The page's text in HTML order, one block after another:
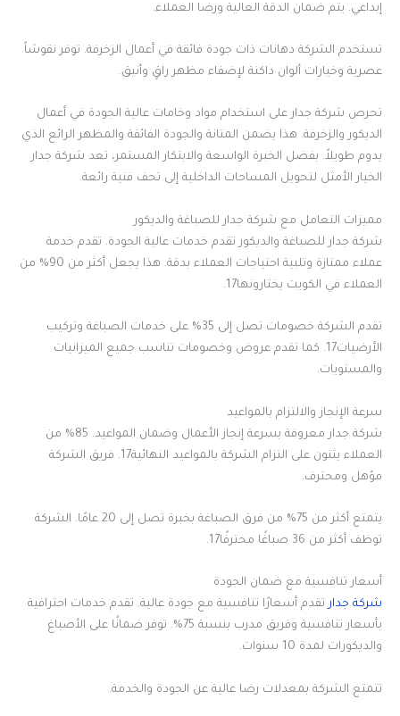
إبداعي. يتم ضمان الدقة العالية ورضا العملاء.
تستخدم الشركة دهانات ذات جودة فائقة في أعمال الزخرفة. توفر نقوشاً
عصرية وخيارات ألوان داكنة لإضفاء مظهر راقٍ وأنيق.
تحرص شركة جدار على استخدام مواد وخامات عالية الجودة في أعمال
الديكور والزخرفة. هذا يضمن المتانة والجودة الفائقة والمظهر الرائع الذي
يدوم طويلاً. بفضل الخبرة الواسعة والابتكار المستمر، تعد شركة جدار
الخيار الأمثل لتحويل المساحات الداخلية إلى تحف فنية رائعة.
مميزات التعامل مع شركة جدار للصباغة والديكور
شركة جدار للصباغة والديكور تقدم خدمات عالية الجودة. تقدم خدمة
عملاء ممتازة وتلبية احتياجات العملاء بدقة. هذا يجعل أكثر من 90% من
العملاء في الكويت يختارونها17.
تقدم الشركة خصومات تصل إلى 35% على خدمات الصباغة وتركيب
الأرضيات17. كما تقدم عروض وخصومات تناسب جميع الميزانيات
والمستويات.
سرعة الإنجاز والالتزام بالمواعيد
شركة جدار معروفة بسرعة إنجاز الأعمال وضمان المواعيد. 85% من
العملاء يثنون على التزام الشركة بالمواعيد النهائية17. فريق الشركة
مؤهل ومحترف.
يتمتع أكثر من 75% من فرق الصباغة بخبرة تصل إلى 20 عامًا. الشركة
توظف أكثر من 36 صباغًا محترفًا17.
أسعار تنافسية مع ضمان الجودة
شركة جدارتقدم أسعارًا تنافسية مع جودة عالية. تقدم خدمات احترافية
بأسعار تنافسية وفريق مدرب بنسبة 75%. توفر ضمانًا على الأصباغ
والديكورات لمدة 10 سنوات.
تتمتع الشركة بمعدلات رضا عالية عن الجودة والخدمة.